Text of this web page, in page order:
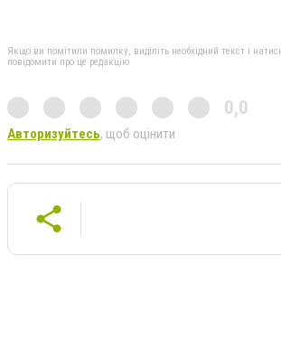
Якщо ви помітили помилку, виділіть необхідний текст і
повідомити про це редакцію
0,0
Авторизуйтесь, щоб оцінити